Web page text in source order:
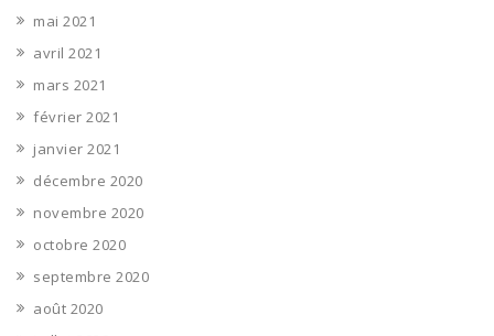
mai 2021
avril 2021
mars 2021
février 2021
janvier 2021
décembre 2020
novembre 2020
octobre 2020
septembre 2020
août 2020